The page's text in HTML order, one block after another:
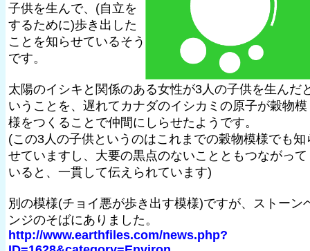
子供を生んで、(自立を
するために)歩き出した
ことを知らせているそう
です。
太陽のイシキと関係のある女性が3人の子供を生んだ
いうことを、遅れてカナダのイシカミの原子が穀物模
様をつくることで仲間にしらせたようです。
(この3人の子供というのはこれまでの穀物模様でも知
せていますし、大要の黒点のないことともつながって
いると、一貫して伝えられています)
別の模様(チョイ悪が歩き出す模様)ですが、ストーン
ンジのそばにありました。
http://www.earthfiles.com/news.php?